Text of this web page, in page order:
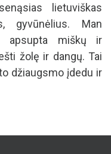
lietuviškas
gyvūnėlius. Man
apsupta miškų ir
žolę ir dangų. Tai
džiaugsmo įdedu ir